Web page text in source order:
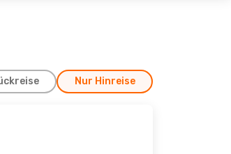
Nur Hinreise